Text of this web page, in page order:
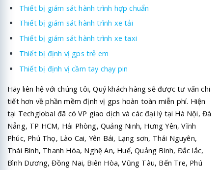
Thiết bị giám sát hành trình hợp chuẩn
Thiết bị giám sát hành trình xe tải
Thiết bị giám sát hành trình xe taxi
Thiết bị định vị gps trẻ em
Thiết bị định vị cầm tay chạy pin
Hãy liên hệ với chúng tôi, Quý khách hàng sẽ được tư vấn chi
tiết hơn về phần mềm định vị gps hoàn toàn miễn phí. Hiện
tại Techglobal đã có VP giao dịch và các đại lý tại Hà Nội, Đà
Nẵng, TP HCM, Hải Phòng, Quảng Ninh, Hưng Yên, Vĩnh
Phúc, Phú Thọ, Lào Cai, Yên Bái, Lạng sơn, Thái Nguyên,
Thái Bình, Thanh Hóa, Nghệ An, Huế, Quảng Bình, Đắc lắc,
Bình Dương, Đồng Nai, Biên Hòa, Vũng Tàu, Bến Tre, Phú